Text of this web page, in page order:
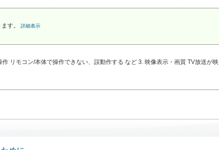
す。
詳細表示
リモコン/本体で操作できない、誤動作する など 3. 映像表示・画質 TV放送が映